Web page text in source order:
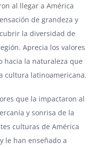
al llegar a América
de grandeza y
la diversidad de
Aprecia los valores
hacia la naturaleza que
cultura latinoamericana.
que la impactaron al
y sonrisa de la
culturas de América
le han enseñado a